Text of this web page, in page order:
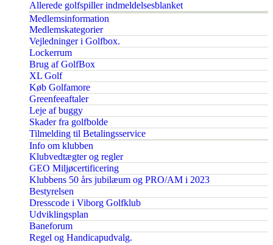
Allerede golfspiller indmeldelsesblanket
Medlemsinformation
Medlemskategorier
Vejledninger i Golfbox.
Lockerrum
Brug af GolfBox
XL Golf
Køb Golfamore
Greenfeeaftaler
Leje af buggy
Skader fra golfbolde
Tilmelding til Betalingsservice
Info om klubben
Klubvedtægter og regler
GEO Miljøcertificering
Klubbens 50 års jubilæum og PRO/AM i 2023
Bestyrelsen
Dresscode i Viborg Golfklub
Udviklingsplan
Baneforum
Regel og Handicapudvalg.